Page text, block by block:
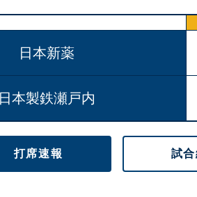
日本新薬
日本製鉄瀬戸内
打席速報 試